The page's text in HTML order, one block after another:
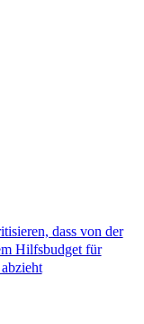
dass von der
Hilfsbudget für